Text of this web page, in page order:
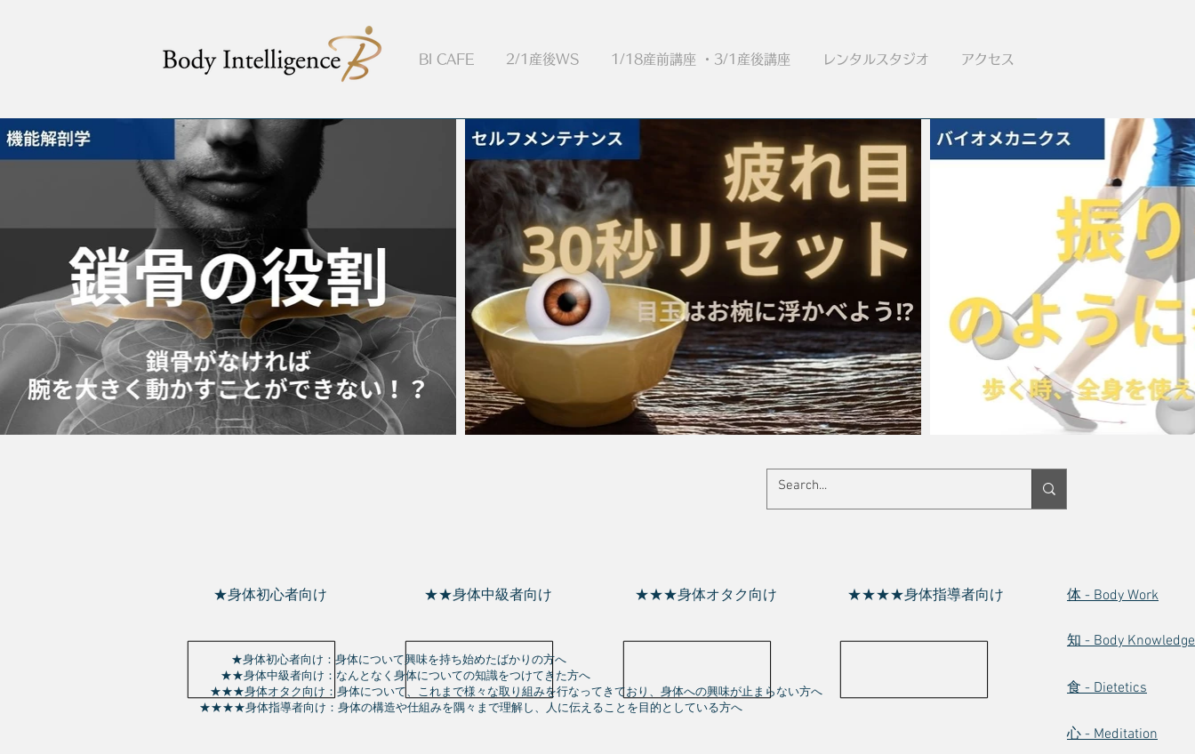
BI CAFE 2/1産後WS 1/18産前講座 ・3/1産後講座 レンタルスタジオ アクセス
★身体初心者向け ★★身体中級者向け ★★★身体オタク向け ★★★★身体指導者向け 体 - Body Work
知 - Body Knowledge
★身体初心者向け：身体について興味を持ち始めたばかりの方へ
​ ★​★身体中級者向け：なんとなく身体についての知識をつけてきた方へ
​ ★​★​★身体オタク向け：身体について、これまで様々な取り組みを行なってきており、身体への興味が止まらない方へ
​★​★​★​★身体指導者向け：身体の構造や仕組みを隅々まで理解し、人に伝えることを目的としている方へ
食 - Dietetics
心 - Meditation